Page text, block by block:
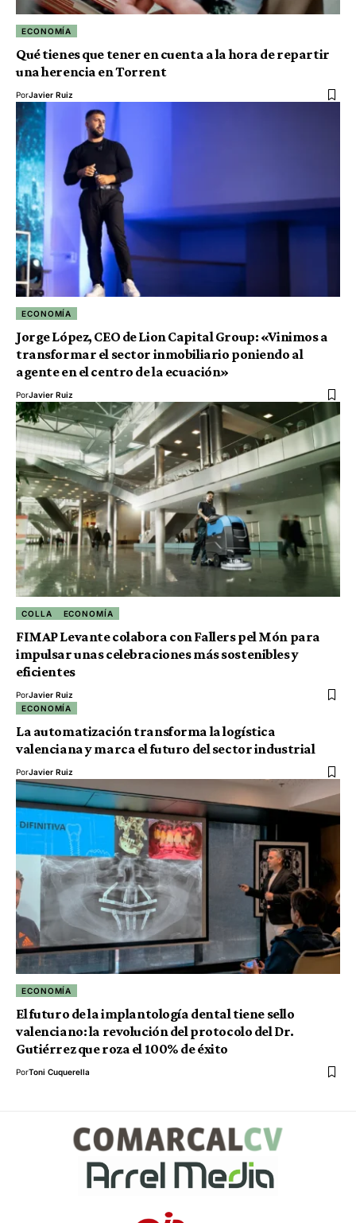
ECONOMÍA
Qué tienes que tener en cuenta a la hora de repartir
una herencia en Torrent
PorJavier Ruiz
ECONOMÍA
Jorge López, CEO de Lion Capital Group: «Vinimos a
transformar el sector inmobiliario poniendo al
agente en el centro de la ecuación»
PorJavier Ruiz
COLLA ECONOMÍA
FIMAP Levante colabora con Fallers pel Món para
impulsar unas celebraciones más sostenibles y
eficientes
PorJavier Ruiz
ECONOMÍA
La automatización transforma la logística
valenciana y marca el futuro del sector industrial
PorJavier Ruiz
ECONOMÍA
El futuro de la implantología dental tiene sello
valenciano: la revolución del protocolo del Dr.
Gutiérrez que roza el 100% de éxito
PorToni Cuquerella